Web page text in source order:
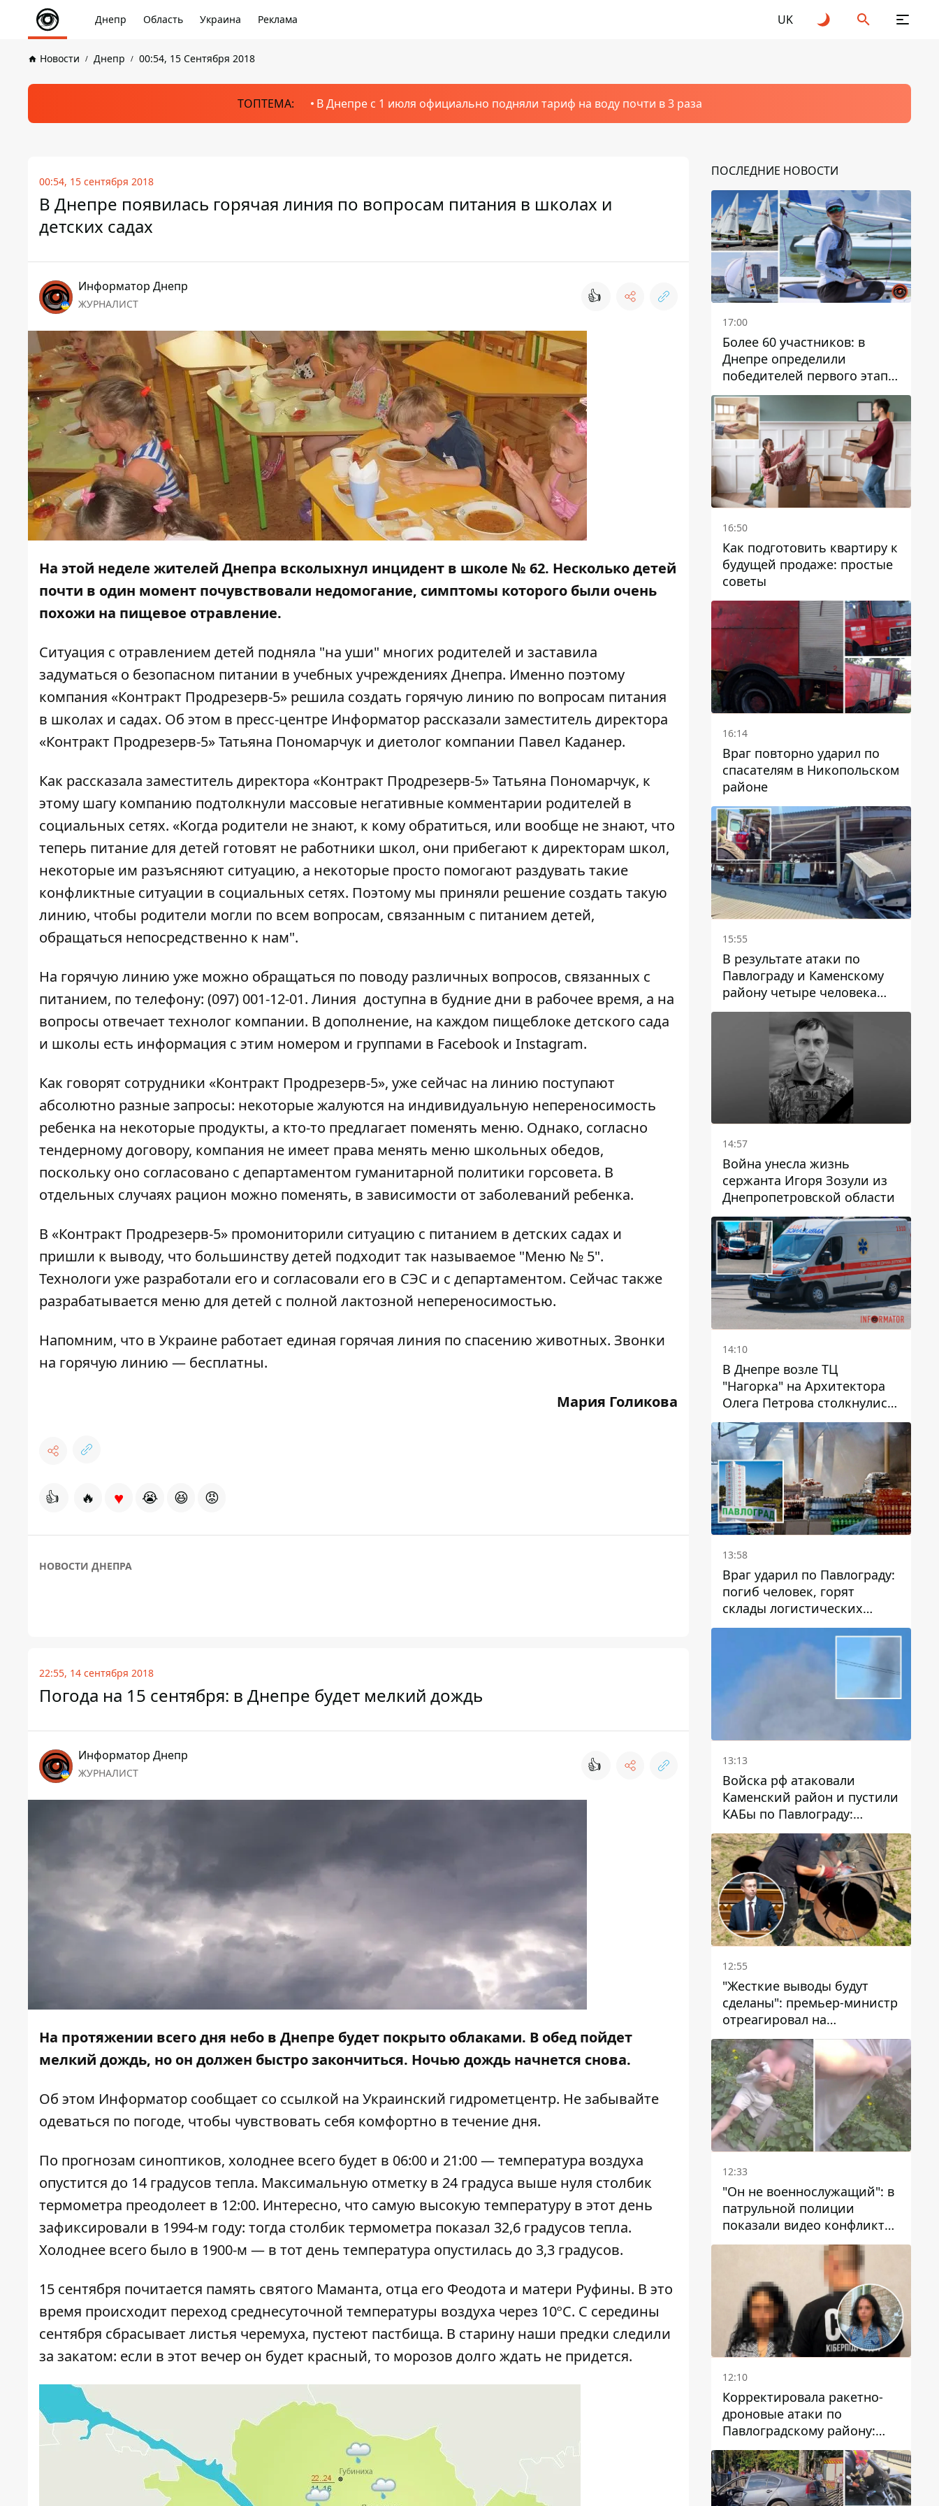
Днепр Область Украина Реклама UK
Новости Днепр 00:54, 15 Сентября 2018
ТОПТЕМА: В Днепре с 1 июля официально подняли тариф на воду почти в 3 раза
00:54, 15 сентября 2018
В Днепре появилась горячая линия по вопросам питания в школах и
детских садах
Информатор Днепр
ЖУРНАЛИСТ 👍
На этой неделе жителей Днепра всколыхнул инцидент в школе № 62. Несколько детей
почти в один момент почувствовали недомогание, симптомы которого были очень
похожи на пищевое отравление.
Ситуация с отравлением детей подняла "на уши" многих родителей и заставила
задуматься о безопасном питании в учебных учреждениях Днепра. Именно поэтому
компания «Контракт Продрезерв-5» решила создать горячую линию по вопросам питания
в школах и садах. Об этом в пресс-центре Информатор рассказали заместитель директора
«Контракт Продрезерв-5» Татьяна Пономарчук и диетолог компании Павел Каданер.
Как рассказала заместитель директора «Контракт Продрезерв-5» Татьяна Пономарчук, к
этому шагу компанию подтолкнули массовые негативные комментарии родителей в
социальных сетях. «Когда родители не знают, к кому обратиться, или вообще не знают, что
теперь питание для детей готовят не работники школ, они прибегают к директорам школ,
некоторые им разъясняют ситуацию, а некоторые просто помогают раздувать такие
конфликтные ситуации в социальных сетях. Поэтому мы приняли решение создать такую
линию, чтобы родители могли по всем вопросам, связанным с питанием детей,
обращаться непосредственно к нам".
На горячую линию уже можно обращаться по поводу различных вопросов, связанных с
питанием, по телефону: (097) 001-12-01. Линия доступна в будние дни в рабочее время, а на
вопросы отвечает технолог компании. В дополнение, на каждом пищеблоке детского сада
и школы есть информация с этим номером и группами в Facebook и Instagram.
Как говорят сотрудники «Контракт Продрезерв-5», уже сейчас на линию поступают
абсолютно разные запросы: некоторые жалуются на индивидуальную непереносимость
ребенка на некоторые продукты, а кто-то предлагает поменять меню. Однако, согласно
тендерному договору, компания не имеет права менять меню школьных обедов,
поскольку оно согласовано с департаментом гуманитарной политики горсовета. В
отдельных случаях рацион можно поменять, в зависимости от заболеваний ребенка.
В «Контракт Продрезерв-5» промониторили ситуацию с питанием в детских садах и
пришли к выводу, что большинству детей подходит так называемое "Меню № 5".
Технологи уже разработали его и согласовали его в СЭС и с департаментом. Сейчас также
разрабатывается меню для детей с полной лактозной непереносимостью.
Напомним, что в Украине работает единая горячая линия по спасению животных. Звонки
на горячую линию — бесплатны.
Мария Голикова
👍 🔥 ♥ 😭 😆 😡
НОВОСТИ ДНЕПРА
22:55, 14 сентября 2018
Погода на 15 сентября: в Днепре будет мелкий дождь
Информатор Днепр
ЖУРНАЛИСТ 👍
На протяжении всего дня небо в Днепре будет покрыто облаками. В обед пойдет
мелкий дождь, но он должен быстро закончиться. Ночью дождь начнется снова.
Об этом Информатор сообщает со ссылкой на Украинский гидрометцентр. Не забывайте
одеваться по погоде, чтобы чувствовать себя комфортно в течение дня.
По прогнозам синоптиков, холоднее всего будет в 06:00 и 21:00 — температура воздуха
опустится до 14 градусов тепла. Максимальную отметку в 24 градуса выше нуля столбик
термометра преодолеет в 12:00. Интересно, что самую высокую температуру в этот день
зафиксировали в 1994-м году: тогда столбик термометра показал 32,6 градусов тепла.
Холоднее всего было в 1900-м — в тот день температура опустилась до 3,3 градусов.
15 сентября почитается память святого Маманта, отца его Феодота и матери Руфины. В это
время происходит переход среднесуточной температуры воздуха через 10ºС. С середины
сентября сбрасывает листья черемуха, пустеют пастбища. В старину наши предки следили
за закатом: если в этот вечер он будет красный, то морозов долго ждать не придется.
ПОСЛЕДНИЕ НОВОСТИ
17:00
Более 60 участников: в
Днепре определили
победителей первого этапа
Кубка Украины по
парусному спорту
16:50
Как подготовить квартиру к
будущей продаже: простые
советы
16:14
Враг повторно ударил по
спасателям в Никопольском
районе
15:55
В результате атаки по
Павлограду и Каменскому
району четыре человека
погибли, семеро получили
ранения
14:57
Война унесла жизнь
сержанта Игоря Зозули из
Днепропетровской области
14:10
В Днепре возле ТЦ
"Нагорка" на Архитектора
Олега Петрова столкнулись
"скорая" и Toyota: трамваи
№5 задерживаются
13:58
Враг ударил по Павлограду:
погиб человек, горят
склады логистических
компаний и магазина
13:13
Войска рф атаковали
Каменский район и пустили
КАБы по Павлограду:
пострадал мужчина, в небо
поднимается столб дыма
12:55
"Жесткие выводы будут
сделаны": премьер-министр
отреагировал на
несколькодневное
отсутствие воды в Марганце
12:33
"Он не военнослужащий": в
патрульной полиции
показали видео конфликта
с мужчиной без ноги на
проспекте Поля в Днепре
12:10
Корректировала ракетно-
дроновые атаки по
Павлоградскому району:
задержали вражескую
агентку